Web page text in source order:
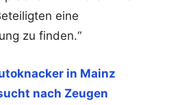
eine
zu finden.“
in Mainz
nach Zeugen